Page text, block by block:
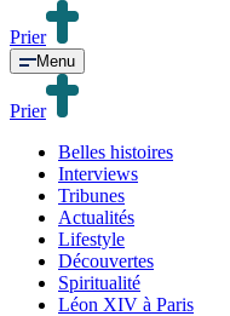
Prier
Menu
Prier
Belles histoires
Interviews
Tribunes
Actualités
Lifestyle
Découvertes
Spiritualité
Léon XIV à Paris